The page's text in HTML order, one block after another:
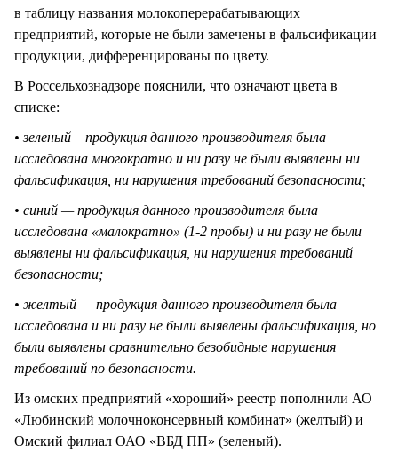
в таблицу названия молокоперерабатывающих
предприятий, которые не были замечены в фальсификации
продукции, дифференцированы по цвету.
В Россельхознадзоре пояснили, что означают цвета в
списке:
• зеленый – продукция данного производителя была
исследована многократно и ни разу не были выявлены ни
фальсификация, ни нарушения требований безопасности;
• синий — продукция данного производителя была
исследована «малократно» (1-2 пробы) и ни разу не были
выявлены ни фальсификация, ни нарушения требований
безопасности;
• желтый — продукция данного производителя была
исследована и ни разу не были выявлены фальсификация, но
были выявлены сравнительно безобидные нарушения
требований по безопасности.
Из омских предприятий «хороший» реестр пополнили АО
«Любинский молочноконсервный комбинат» (желтый) и
Омский филиал ОАО «ВБД ПП» (зеленый).